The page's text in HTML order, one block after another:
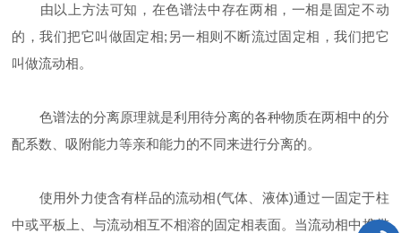
由以上方法可知，在色谱法中存在两相，一相是固定不动
的，我们把它叫做固定相;另一相则不断流过固定相，我们把它
叫做流动相。
色谱法的分离原理就是利用待分离的各种物质在两相中的分
配系数、吸附能力等亲和能力的不同来进行分离的。
使用外力使含有样品的流动相(气体、液体)通过一固定于柱
中或平板上、与流动相互不相溶的固定相表面。当流动相中携带